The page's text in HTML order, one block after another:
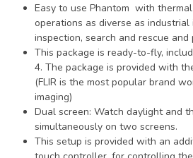
Easy to use Phantom with thermal
operations as diverse as
inspection, search and rescue and
This package is ready-to-fly,
4. The package is provided with
(FLIR is the most popular brand
imaging)
Dual screen: Watch daylight and
simultaneously on two screens.
This setup is provided with an